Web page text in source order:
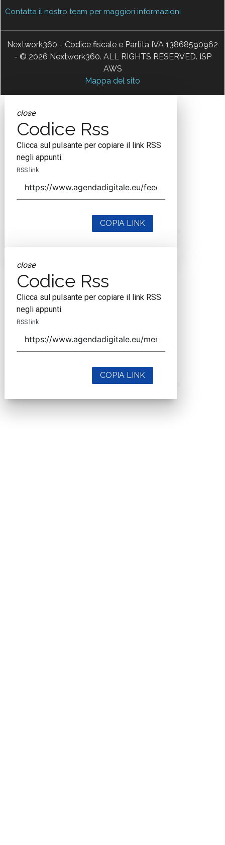
Contatta il nostro team per maggiori informazioni
Nextwork360 - Codice fiscale e Partita IVA 13868590962
- © 2026 Nextwork360. ALL RIGHTS RESERVED. ISP
AWS
Mappa del sito
close
Codice Rss
Clicca sul pulsante per copiare il link RSS
negli appunti.
RSS link
COPIA LINK
close
Codice Rss
Clicca sul pulsante per copiare il link RSS
negli appunti.
RSS link
COPIA LINK